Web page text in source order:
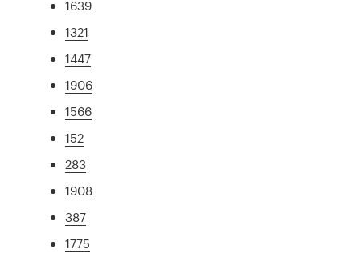
1639
1321
1447
1906
1566
152
283
1908
387
1775